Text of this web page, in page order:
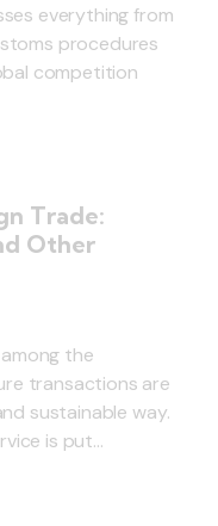
everything from
procedures
competition
Trade:
Other
the
transactions are
sustainable way.
is put…